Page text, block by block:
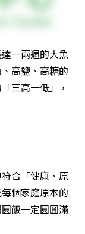
一兩週的大魚
高鹽、高糖的
三高一低」，
合「健康、原
個家庭原本的
飯一定圓圓滿